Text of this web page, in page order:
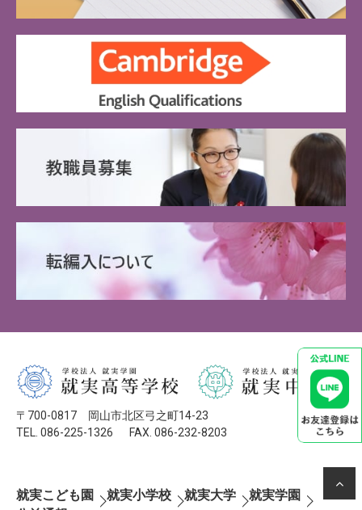
〒700-0817 岡山市北区弓之町14-23
TEL. 086-225-1326
FAX. 086-232-8203
就実こども園 就実小学校 就実大学
就実学園